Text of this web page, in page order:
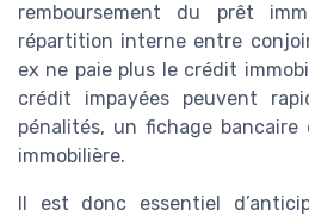
remboursement du prêt
répartition interne entre
ex ne paie plus le crédit
crédit impayées peuvent
pénalités, un fichage
immobilière.
Il est donc essentiel